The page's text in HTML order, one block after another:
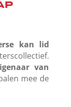
kan lid
van
mee de